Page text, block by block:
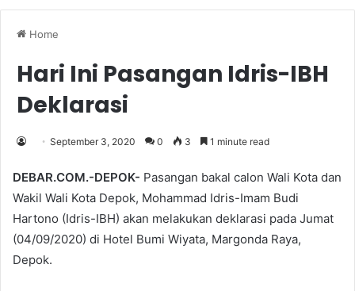
Home
Hari Ini Pasangan Idris-IBH
Deklarasi
September 3, 2020 0 3 1 minute read
DEBAR.COM.-DEPOK- Pasangan bakal calon Wali Kota dan
Wakil Wali Kota Depok, Mohammad Idris-Imam Budi
Hartono (Idris-IBH) akan melakukan deklarasi pada Jumat
(04/09/2020) di Hotel Bumi Wiyata, Margonda Raya,
Depok.